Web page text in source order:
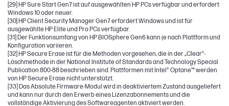
[29] HP Sure Start Gen7 ist auf ausgewählten HP PCs verfügbar und erfordert
Windows 10 oder neuer.
[30] HP Client Security Manager Gen7 erfordert Windows und ist für
ausgewählte HP Elite und Pro PCs verfügbar.
[31] Der Funktionsumfang von HP BIOSphere Gen6 kann je nach Plattform und
Konfiguration variieren.
[32] HP Secure Erase ist für die Methoden vorgesehen, die in der „Clear“-
Löschmethode in der National Institute of Standards and Technology Special
Publication 800-88 beschrieben sind. Plattformen mit Intel® Optane™ werden
von HP Secure Erase nicht unterstützt.
[33] Das Absolute Firmware-Modul wird in deaktiviertem Zustand ausgeliefert
und kann nur durch den Erwerb eines Lizenzabonnements und die
vollständige Aktivierung des Softwareagenten aktiviert werden.